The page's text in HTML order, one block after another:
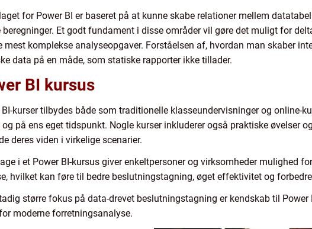
for Power BI er baseret på at kunne skabe relationer mellem
beregninger. Et godt fundament i disse områder vil gøre det muligt for
mest komplekse analyseopgaver. Forståelsen af, hvordan man skaber
data på en måde, som statiske rapporter ikke tillader.
BI kursus
BI-kurser tilbydes både som traditionelle klasseundervisninger og online-
på ens eget tidspunkt. Nogle kurser inkluderer også praktiske øvelser
deres viden i virkelige scenarier.
i et Power BI-kursus giver enkeltpersoner og virksomheder mulighed
hvilket kan føre til bedre beslutningstagning, øget effektivitet og
større fokus på data-drevet beslutningstagning er kendskab til
moderne forretningsanalyse.